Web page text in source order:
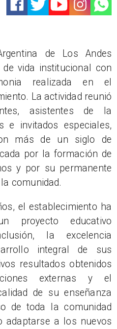
de Los Andes
vida institucional con
realizada en el
La actividad reunió
asistentes de la
e invitados especiales,
más de un siglo de
por la formación de
y por su permanente
comunidad.
el establecimiento ha
proyecto educativo
la excelencia
integral de sus
resultados obtenidos
externas y el
de su enseñanza
de toda la comunidad
adaptarse a los nuevos